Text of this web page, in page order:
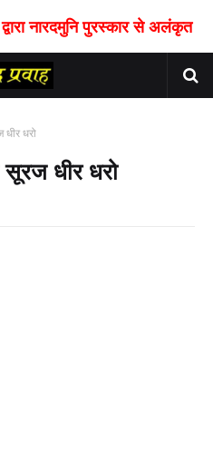
नारदमुनि पुरस्कार से अलंकृत
धरो
धीर धरो